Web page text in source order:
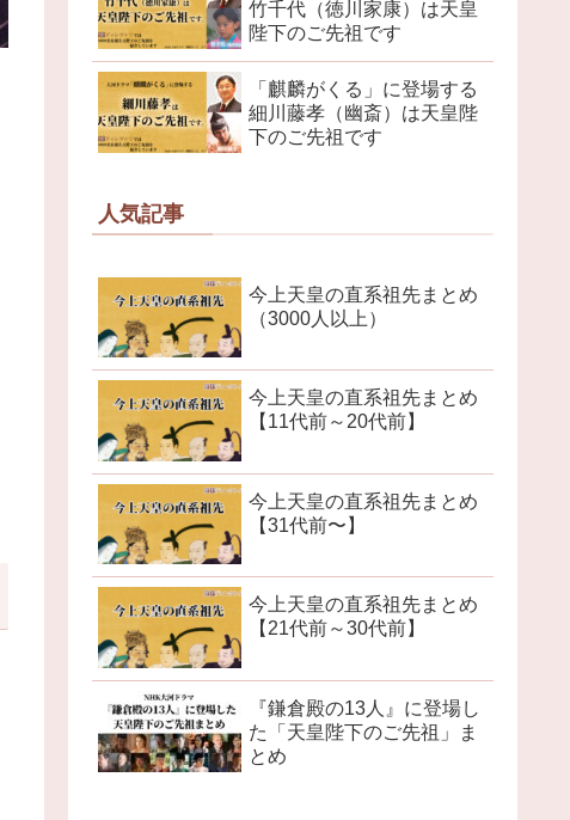
竹千代（徳川家康）は天皇
陛下のご先祖です
「麒麟がくる」に登場する
細川藤孝（幽斎）は天皇陛
下のご先祖です
人気記事
今上天皇の直系祖先まとめ
（3000人以上）
今上天皇の直系祖先まとめ
【11代前～20代前】
今上天皇の直系祖先まとめ
【31代前〜】
今上天皇の直系祖先まとめ
【21代前～30代前】
『鎌倉殿の13人』に登場し
た「天皇陛下のご先祖」ま
とめ